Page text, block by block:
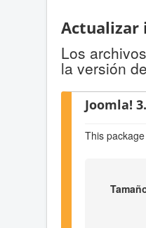
Actualizar
Los
la versión
Joomla!
This